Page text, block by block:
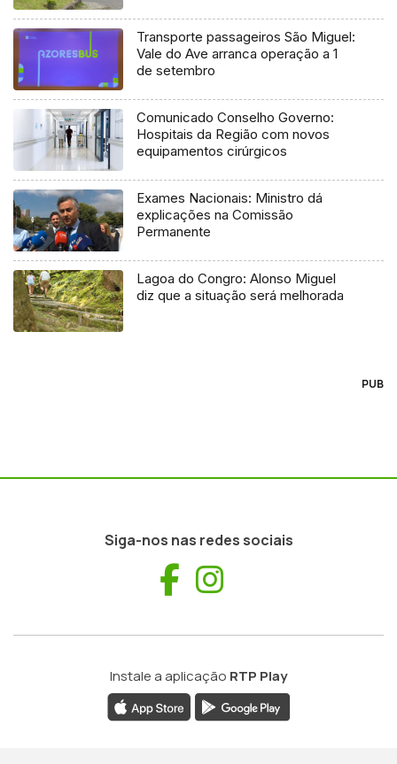
Transporte passageiros São Miguel:
Vale do Ave arranca operação a 1
de setembro
Comunicado Conselho Governo:
Hospitais da Região com novos
equipamentos cirúrgicos
Exames Nacionais: Ministro dá
explicações na Comissão
Permanente
Lagoa do Congro: Alonso Miguel
diz que a situação será melhorada
PUB
Siga-nos nas redes sociais
Facebook
Instale a aplicação RTP Play